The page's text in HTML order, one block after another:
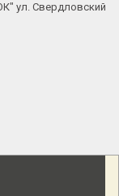
ул. Свердловский